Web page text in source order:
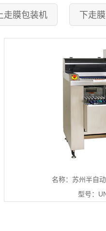
走膜包装机 下走
名称：苏州半自
型号：